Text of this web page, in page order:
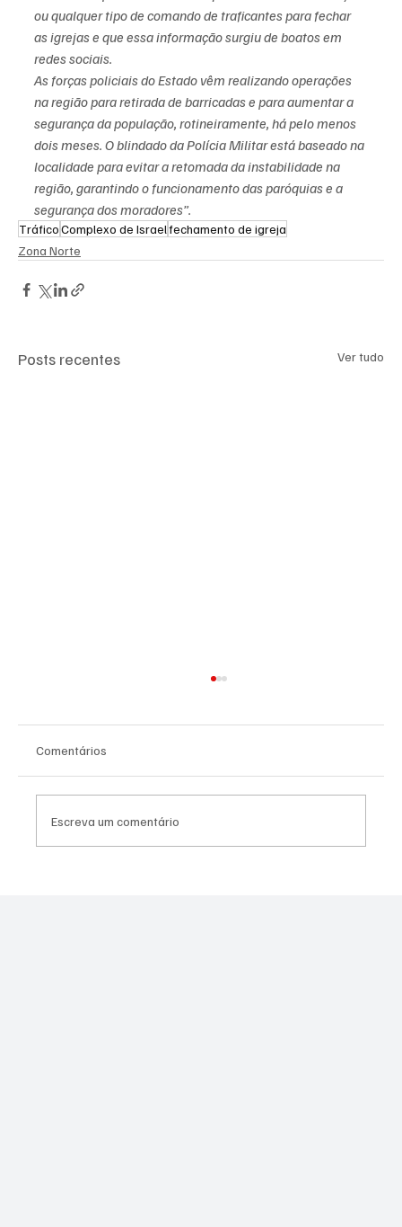
ou qualquer tipo de comando de traficantes para fechar
as igrejas e que essa informação surgiu de boatos em
redes sociais.
As forças policiais do Estado vêm realizando operações
na região para retirada de barricadas e para aumentar a
segurança da população, rotineiramente, há pelo menos
dois meses. O blindado da Polícia Militar está baseado na
localidade para evitar a retomada da instabilidade na
região, garantindo o funcionamento das paróquias e a
segurança dos moradores”.
TráficoComplexo de Israelfechamento de igreja
Zona Norte
Posts recentes Ver tudo
Comentários
Escreva um comentário